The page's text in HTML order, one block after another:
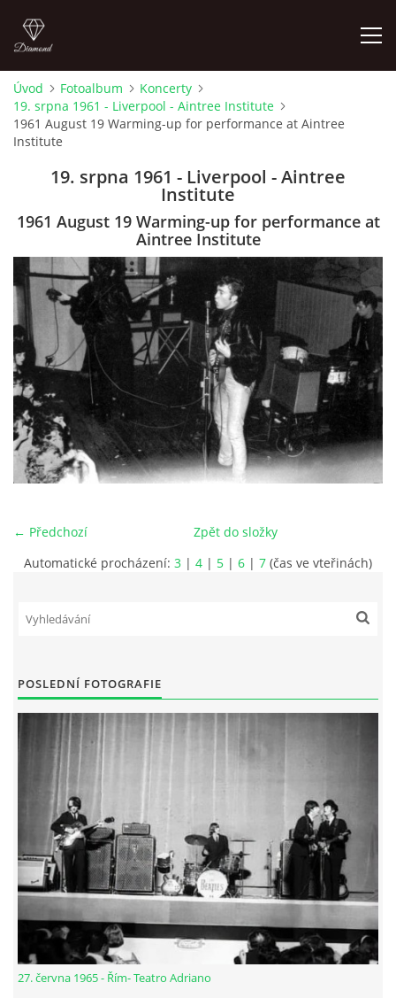
FOTOALBUM
HISTORIE - JAK TO ZAČALO
HISTORIE - BEATLEMANIE
HISTORIE - SERŽANT PEPŘ
HISTORIE - KONEC LEGENDY
HISTORIE - ...PO BEATLES
NÁSTROJE - LENNON
NÁSTROJE - LENNON II
NÁSTROJE - HARRISON II
NÁSTROJE - RINGO STARR
NÁSTROJE - ZESILOVAČE/KOMBA
NÁSTROJE - PEDÁLY
OBLEČENÍ
PODPISY
Úvod Fotoalbum
Koncerty
19. srpna 1961 - Liverpool - Aintree Institute
1961 August 19 Warming-up for performance at Aintree
Institute
19. srpna 1961 - Liverpool - Aintree
Institute
1961 August 19 Warming-up for performance at
Aintree Institute
← Předchozí
Zpět do složky
Automatické procházení: 3 | 4 | 5 | 6 | 7 (čas ve vteřinách)
POSLEDNÍ FOTOGRAFIE
27. června 1965 - Řím- Teatro Adriano